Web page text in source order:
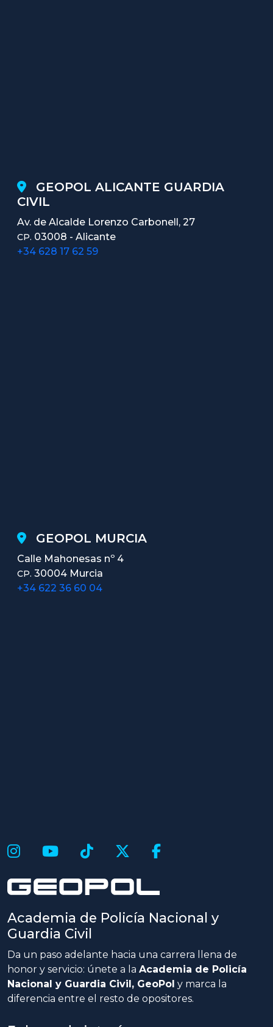
GEOPOL ALICANTE GUARDIA
CIVIL
Av. de Alcalde Lorenzo Carbonell, 27
CP. 03008 - Alicante
+34 628 17 62 59
GEOPOL MURCIA
Calle Mahonesas nº 4
CP. 30004 Murcia
+34 622 36 60 04
Academia de Policía Nacional y
Guardia Civil
Da un paso adelante hacia una carrera llena de
honor y servicio: únete a la Academia de Policía
Nacional y Guardia Civil, GeoPol y marca la
diferencia entre el resto de opositores.